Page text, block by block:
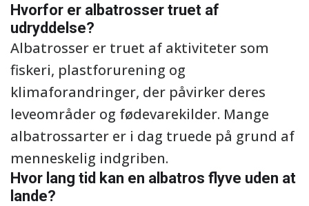
Hvorfor er albatrosser truet af
udryddelse?
Albatrosser er truet af aktiviteter som
fiskeri, plastforurening og
klimaforandringer, der påvirker deres
leveområder og fødevarekilder. Mange
albatrossarter er i dag truede på grund af
menneskelig indgriben.
Hvor lang tid kan en albatros flyve uden at
lande?